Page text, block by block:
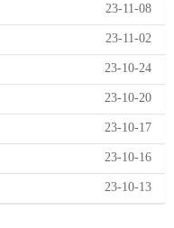
23-11-08
23-11-02
23-10-24
23-10-20
23-10-17
23-10-16
23-10-13